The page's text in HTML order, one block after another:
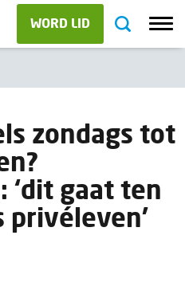
WORD LID
zondags tot
‘dit gaat ten
privéleven’